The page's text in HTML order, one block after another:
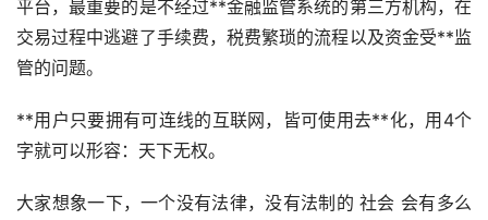
平台，最重要的是不经过**金融监管系统的第三方机构，在
交易过程中逃避了手续费，税费繁琐的流程以及资金受**监
管的问题。
**用户只要拥有可连线的互联网，皆可使用去**化，用4个
字就可以形容：天下无权。
大家想象一下，一个没有法律，没有法制的 社会 会有多么